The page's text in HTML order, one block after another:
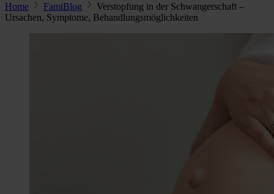
Home FamiBlog
Verstopfung in der Schwangerschaft –
Ursachen, Symptome, Behandlungsmöglichkeiten